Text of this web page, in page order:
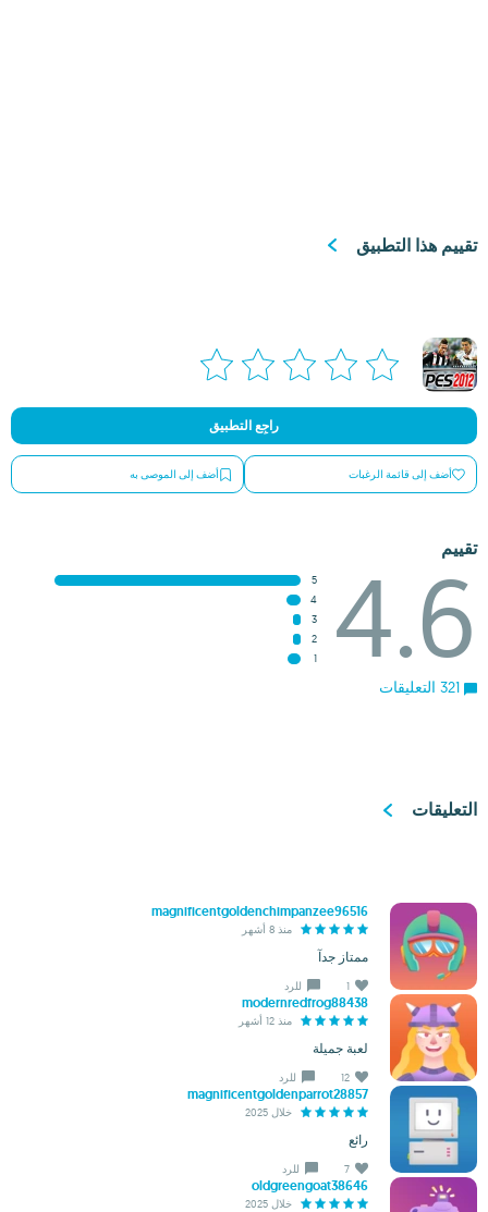
تقييم هذا التطبيق
راجِع التطبيق
أضف إلى قائمة الرغبات أضف إلى الموصى به
تقييم
4.6
5
4
3
2
1
التعليقات
magnificentgoldenchimpanzee96516
منذ 8 أشهر
ممتاز جدآ
1 للرد
modernredfrog88438
منذ 12 أشهر
لعبة جميلة
12 للرد
magnificentgoldenparrot28857
خلال 2025
رائع
7 للرد
oldgreengoat38646
خلال 2025